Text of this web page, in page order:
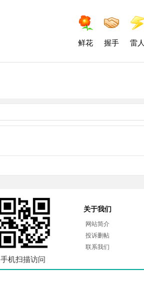
鲜花 握手 雷
手机扫描访问
关于我们
网站简介
投诉删帖
联系我们